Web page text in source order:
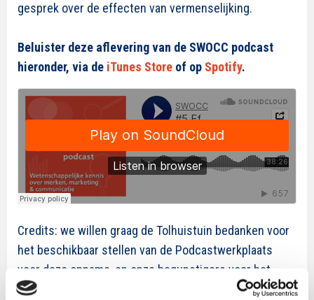
gesprek over de effecten van vermenselijking.
Beluister deze aflevering van de SWOCC podcast
hieronder, via de iTunes Store of op Spotify.
Credits: we willen graag de Tolhuistuin bedanken voor
het beschikbaar stellen van de Podcastwerkplaats
voor deze opname, en onze begunstigers voor het
mogelijk maken van het onderzoek uit deze publicatie.